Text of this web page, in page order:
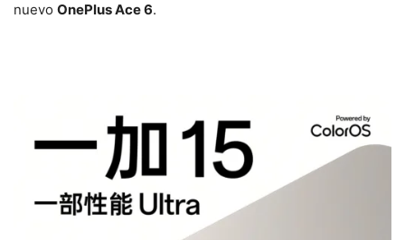
nuevo OnePlus Ace 6.